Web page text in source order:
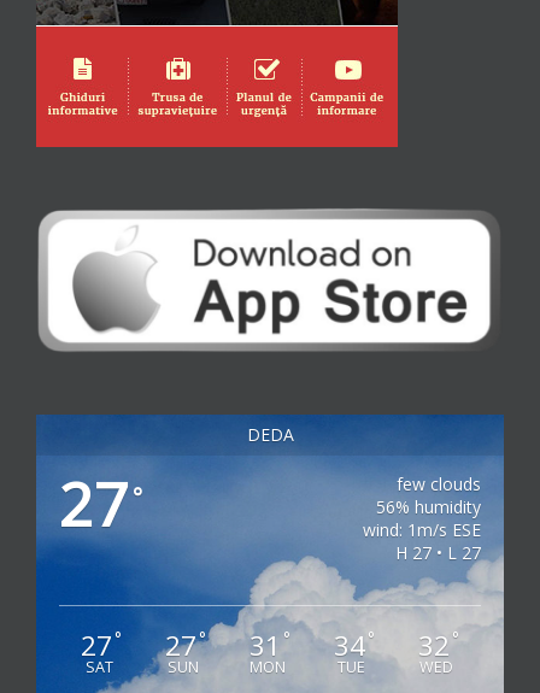
DEDA
27°
few clouds
56% humidity
wind: 1m/s ESE
H 27 • L 27
27°
SAT
27°
SUN
31°
MON
34°
TUE
32 °
WED